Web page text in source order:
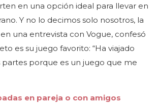
en una opción ideal para llevar en
Y no lo decimos solo nosotros, la
una entrevista con Vogue, confesó
es su juego favorito: “Ha viajado
porque es un juego que me
en pareja o con amigos